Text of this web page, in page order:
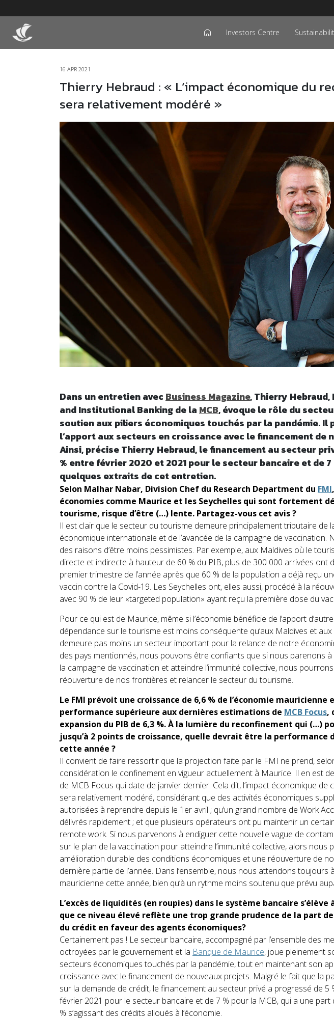
icon Investors Centre
16 APR 2021
Thierry Hebraud : « L’impact économique du
sera relativement modéré »
Dans un entretien avec Business Magazine, Thierry
and Institutional Banking de la MCB, évoque le rôle du
soutien aux piliers économiques touchés par la pandémie. Il
l’apport aux secteurs en croissance avec le financement de
Ainsi, précise Thierry Hebraud, le financement au secteur
% entre février 2020 et 2021 pour le secteur bancaire et de 7
quelques extraits de cet entretien.
Selon Malhar Nabar, Division Chef du Research Department du FMI
économies comme Maurice et les Seychelles qui sont fortement
tourisme, risque d’être (…) lente. Partagez-vous cet avis ?
Il est clair que le secteur du tourisme demeure principalement tributaire de
économique internationale et de l’avancée de la campagne de vaccination.
des raisons d’être moins pessimistes. Par exemple, aux Maldives où le
directe et indirecte à hauteur de 60 % du PIB, plus de 300 000 arrivées ont
premier trimestre de l’année après que 60 % de la population a déjà reçu
vaccin contre la Covid-19. Les Seychelles ont, elles aussi, procédé à la
avec 90 % de leur «targeted population» ayant reçu la première dose du
Pour ce qui est de Maurice, même si l’économie bénéficie de l’apport
dépendance sur le tourisme est moins conséquente qu’aux Maldives et aux
demeure pas moins un secteur important pour la relance de notre
des pays mentionnés, nous pouvons être confiants que si nous parenons
la campagne de vaccination et atteindre l’immunité collective, nous
réouverture de nos frontières et relancer le secteur du tourisme.
Le FMI prévoit une croissance de 6,6 % de l’économie mauricienne
performance supérieure aux dernières estimations de MCB Focus,
expansion du PIB de 6,3 %. À la lumière du reconfinement qui (…)
jusqu’à 2 points de croissance, quelle devrait être la performance
cette année ?
Il convient de faire ressortir que la projection faite par le FMI ne prend,
considération le confinement en vigueur actuellement à Maurice. Il en est
de MCB Focus qui date de janvier dernier. Cela dit, l’impact économique
sera relativement modéré, considérant que des activités économiques
autorisées à reprendre depuis le 1er avril ; qu’un grand nombre de Work
délivrés rapidement ; et que plusieurs opérateurs ont pu maintenir un
remote work. Si nous parvenons à endiguer cette nouvelle vague de
sur le plan de la vaccination pour atteindre l’immunité collective, alors nous
amélioration durable des conditions économiques et une réouverture de
dernière partie de l’année. Dans l’ensemble, nous nous attendons toujours
mauricienne cette année, bien qu’à un rythme moins soutenu que prévu
L’excès de liquidités (en roupies) dans le système bancaire s’élève
que ce niveau élevé reflète une trop grande prudence de la part
du crédit en faveur des agents économiques?
Certainement pas ! Le secteur bancaire, accompagné par l’ensemble des
octroyées par le gouvernement et la Banque de Maurice, joue pleinement
secteurs économiques touchés par la pandémie, tout en maintenant son
croissance avec le financement de nouveaux projets. Malgré le fait que la
sur la demande de crédit, le financement au secteur privé a progressé de 5
février 2021 pour le secteur bancaire et de 7 % pour la MCB, qui a une
% s’agissant des crédits alloués à l’économie.